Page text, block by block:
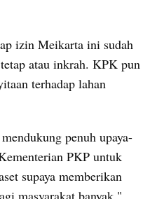
izin Meikarta ini sudah
atau inkrah. KPK pun
terhadap lahan
penuh upaya-
PKP untuk
supaya memberikan
masyarakat banyak,"